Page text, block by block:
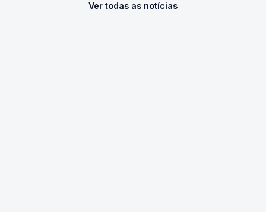
Ver todas as notícias